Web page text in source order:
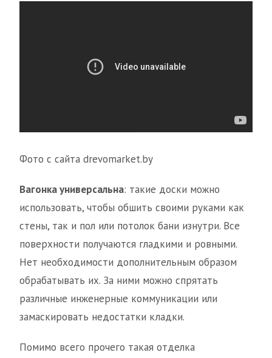
Фото с сайта drevomarket.by
Вагонка универсальна: такие доски можно
использовать, чтобы обшить своими руками как
стены, так и пол или потолок бани изнутри. Все
поверхности получаются гладкими и ровными.
Нет необходимости дополнительным образом
обрабатывать их. За ними можно спрятать
различные инженерные коммуникации или
замаскировать недостатки кладки.
Помимо всего прочего такая отделка